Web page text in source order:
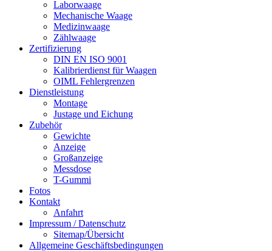
Laborwaage
Mechanische Waage
Medizinwaage
Zählwaage
Zertifizierung
DIN EN ISO 9001
Kalibrierdienst für Waagen
OIML Fehlergrenzen
Dienstleistung
Montage
Justage und Eichung
Zubehör
Gewichte
Anzeige
Großanzeige
Messdose
T-Gummi
Fotos
Kontakt
Anfahrt
Impressum / Datenschutz
Sitemap/Übersicht
Allgemeine Geschäftsbedingungen